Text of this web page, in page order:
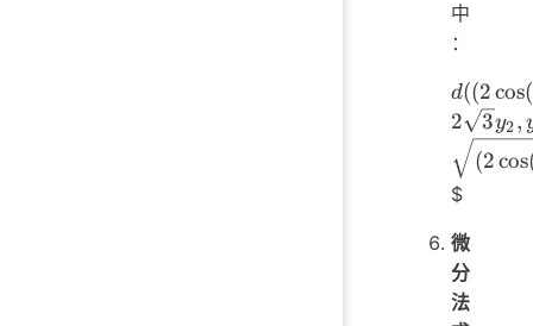
中
：
d((2
\cos(t),
\sin(t)),
(8
y_2,
y_2))
\sqrt{(2
d((2 cos(
2
3y2,
(2cos
$
微
分
法